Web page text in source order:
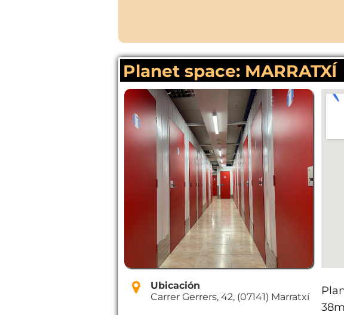
Planet space: MARRATXÍ
Ubicación
Carrer Gerrers, 42, (07141) Marratxí